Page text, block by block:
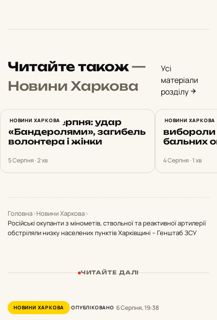
Читайте також—
Новини Харкова
Усі
матеріали
розділу
НОВИНИ ХАРКОВА
Харків 5 серпня: удар
«Бандеролями», загибель
волонтера і жінки
5 Серпня · 2 хв
НОВИНИ ХАРКОВА
вибороли
бальних
4 Серпня · 1 хв
Головна›Новини Харкова›
Російські окупанти з мінометів, ствольної та реактивної артилерії
обстріляли низку населених пунктів Харківщині – Генштаб ЗСУ
ЧИТАЙТЕ ДАЛІ
НОВИНИ ХАРКОВА ОПУБЛІКОВАНО 6 Серпня, 19:38